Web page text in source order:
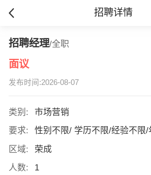
招聘详情
招聘经理/全职
面议
发布时间:2026-08-07
类别:
市场营销
要求:
性别不限/ 学历不限/经验不限/
区域:
荣成
人数:
1